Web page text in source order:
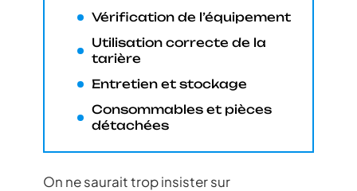
Vérification de l’équipement
Utilisation correcte de la
tarière
Entretien et stockage
Consommables et pièces
détachées
On ne saurait trop insister sur